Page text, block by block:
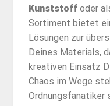
Kunststoffoder
Sortiment bietet
Lösungen zur
Deines Materials,
kreativen Einsatz
Chaos im Wege
Ordnungsfanatiker